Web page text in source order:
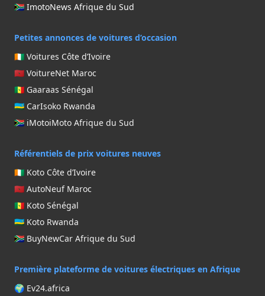
🇿🇦 ImotoNews Afrique du Sud
Petites annonces de voitures d’occasion
🇨🇮 Voitures Côte d’Ivoire
🇲🇦 VoitureNet Maroc
🇸🇳 Gaaraas Sénégal
🇷🇼 CarIsoko Rwanda
🇿🇦 iMotoiMoto Afrique du Sud
Référentiels de prix voitures neuves
🇨🇮 Koto Côte d’Ivoire
🇲🇦 AutoNeuf Maroc
🇸🇳 Koto Sénégal
🇷🇼 Koto Rwanda
🇿🇦 BuyNewCar Afrique du Sud
Première plateforme de voitures électriques en Afrique
🌍 Ev24.africa